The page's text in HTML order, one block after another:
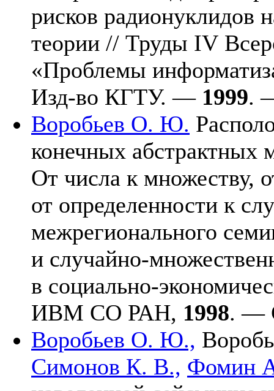
рисков радионуклидов
теории // Труды IV
«Проблемы
Изд-во КГТУ. — 1999.
Воробьев О. Ю.
конечных абстрактных
От числа к множеству,
от определенности к
межрегионального
и случайно-
в социально-
ИВМ СО РАН, 1998. —
Воробьев О. Ю.,
Симонов К. В., Фомин